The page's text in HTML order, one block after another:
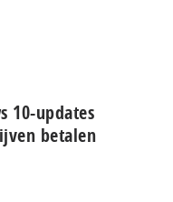
10-updates
betalen